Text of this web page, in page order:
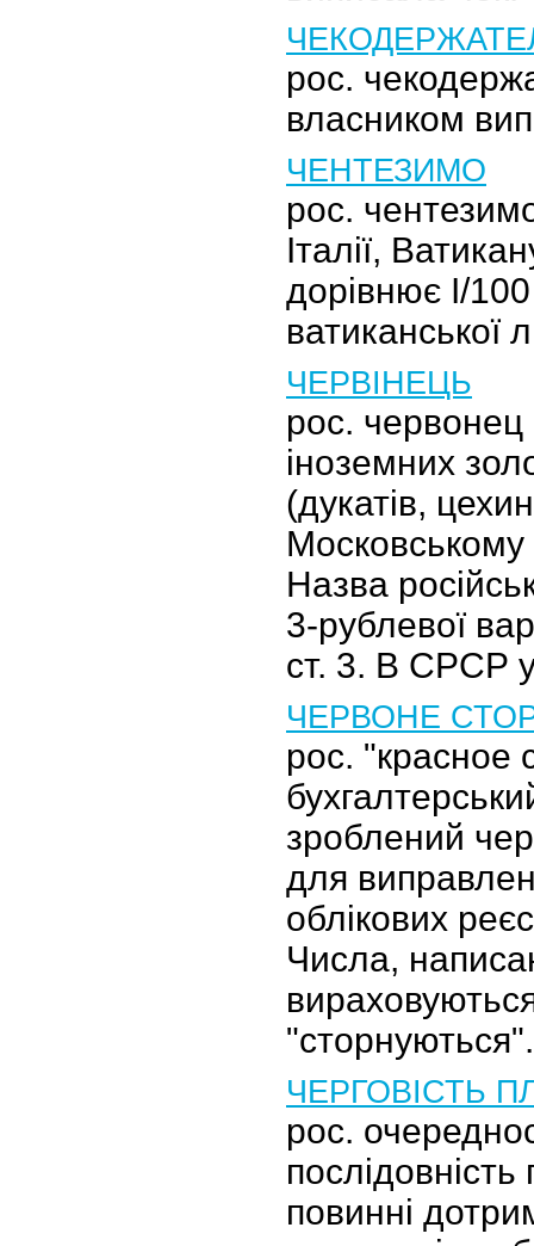
рос.
власником
ЧЕНТЕЗИМО
рос.
Італії,
дорівнює І/100
ватиканської
ЧЕРВІНЕЦЬ
рос.
іноземних
(дукатів,
Московському
Назва
3-рублевої
ст. 3. В СРСР
ЧЕРВОНЕ
рос. "красное
зроблений
для
облікових
Числа,
"сторнуються".
ЧЕРГОВІСТЬ
рос.
послідовність
повинні